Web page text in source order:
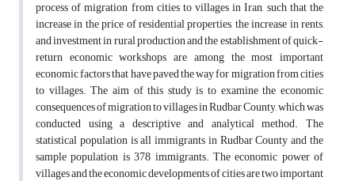
process of migration from cities to villages in Iran, such that the
increase in the price of residential properties, the increase in rents,
and investment in rural production and the establishment of quick-
return economic workshops are among the most important
economic factors that have paved the way for migration from cities
to villages. The aim of this study is to examine the economic
consequences of migration to villages in Rudbar County, which was
conducted using a descriptive and analytical method. The
statistical population is all immigrants in Rudbar County and the
sample population is 378 immigrants. The economic power of
villages and the economic developments of cities are two important